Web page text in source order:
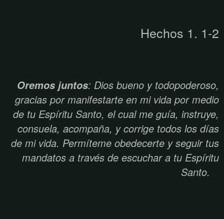
Hechos 1. 1-2
Oremos juntos: Dios bueno y todopoderoso,
gracias por manifestarte en mi vida por medio
de tu Espíritu Santo, el cual me guía, instruye,
consuela, acompaña, y corrige todos los días
de mi vida. Permíteme obedecerte y seguir tus
mandatos a través de escuchar a tu Espíritu
Santo.